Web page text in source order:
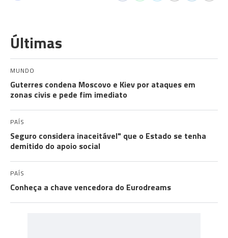
Últimas
MUNDO
Guterres condena Moscovo e Kiev por ataques em
zonas civis e pede fim imediato
PAÍS
Seguro considera inaceitável" que o Estado se tenha
demitido do apoio social
PAÍS
Conheça a chave vencedora do Eurodreams